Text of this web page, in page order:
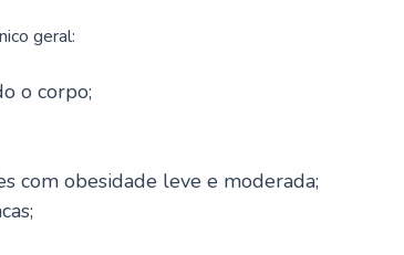
geral:
o corpo;
com obesidade leve e moderada;